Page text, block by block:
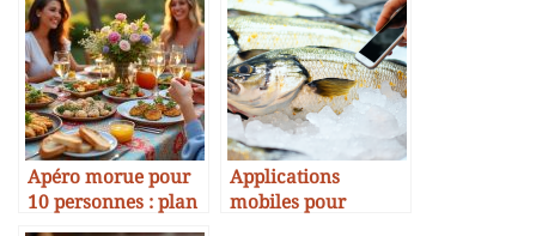
Apéro morue pour
10 personnes : plan
d’action
Applications
mobiles pour